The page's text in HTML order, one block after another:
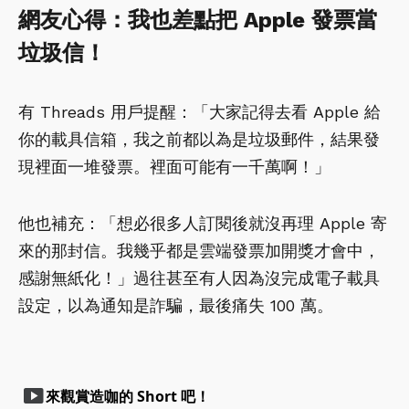
網友心得：我也差點把 Apple 發票當
垃圾信！
有 Threads 用戶提醒：「大家記得去看 Apple 給
你的載具信箱，我之前都以為是垃圾郵件，結果發
現裡面一堆發票。裡面可能有一千萬啊！」
他也補充：「想必很多人訂閱後就沒再理 Apple 寄
來的那封信。我幾乎都是雲端發票加開獎才會中，
感謝無紙化！」過往甚至有人因為沒完成電子載具
設定，以為通知是詐騙，最後痛失 100 萬。
smart_display來觀賞造咖的 Short 吧！